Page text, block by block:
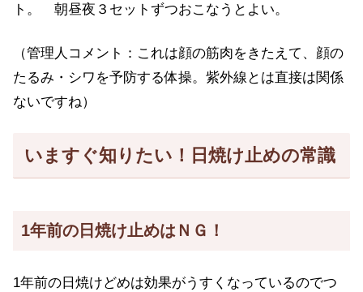
ト。 朝昼夜３セットずつおこなうとよい。
（管理人コメント：これは顔の筋肉をきたえて、顔の
たるみ・シワを予防する体操。紫外線とは直接は関係
ないですね）
いますぐ知りたい！日焼け止めの常識
1年前の日焼け止めはＮＧ！
1年前の日焼けどめは効果がうすくなっているのでつ